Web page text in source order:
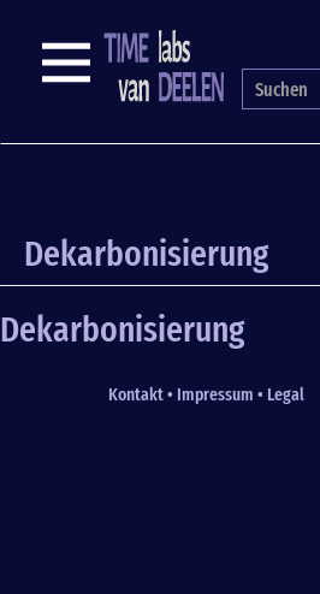
content
NAVIGATION
Dekarbonisierung
Dekarbonisierung
Fußzeile
Kontakt • Impressum • Legal